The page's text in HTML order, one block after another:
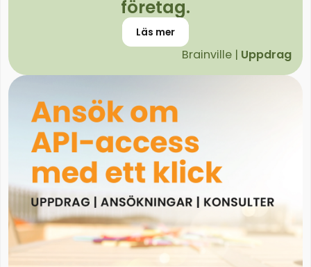
företag.
Läs mer
Brainville | Uppdrag